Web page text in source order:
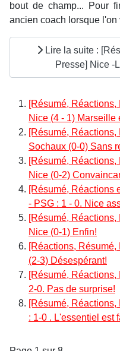
bout de champ... Pour
ancien coach lorsque l'on
Lire la suite :
Presse] Nice -
[Résumé,
Nice (4 - 1) Marseille
[Résumé,
Sochaux (0-0) Sans
[Résumé,
Nice (0-2)
[Résumé, Réactions
- PSG : 1 - 0. Nice
[Résumé,
Nice (0-1) Enfin!
[Réactions,
(2-3) Désespérant!
[Résumé,
2-0. Pas de surprise!
[Résumé,
: 1-0 . L'essentiel est